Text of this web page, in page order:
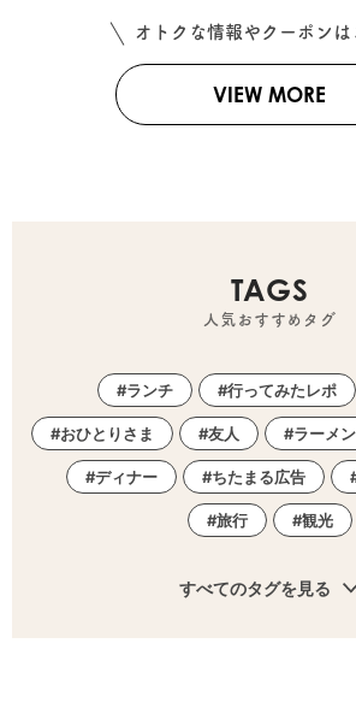
オトクな情報やクーポンは
VIEW MORE
TAGS
人気おすすめタグ
ランチ 行ってみたレポ
おひとりさま 友人 ラーメン
ディナー ちたまる広告
旅行 観光
すべてのタグを見る